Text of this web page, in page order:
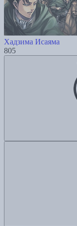
Хадзима Исаяма
805